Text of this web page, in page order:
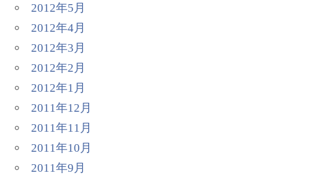
2012年5月
2012年4月
2012年3月
2012年2月
2012年1月
2011年12月
2011年11月
2011年10月
2011年9月